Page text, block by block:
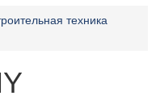
техника